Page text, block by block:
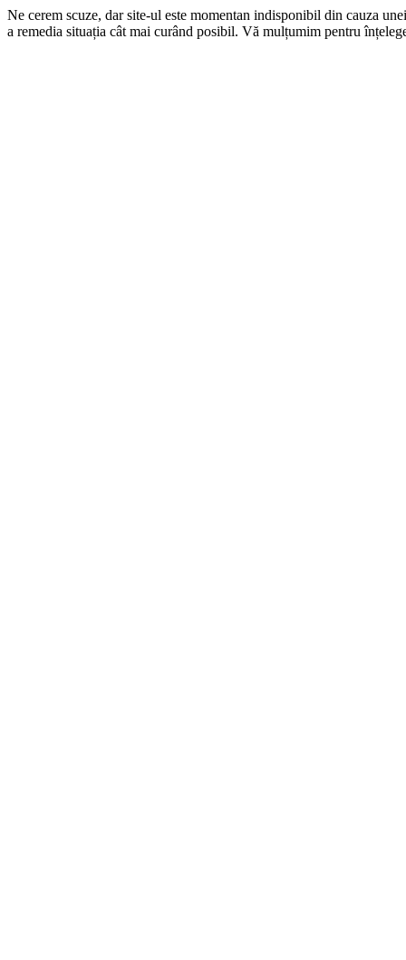
Ne cerem scuze, dar site-ul este momentan indisponibil din cauza
a remedia situația cât mai curând posibil. Vă mulțumim pentru